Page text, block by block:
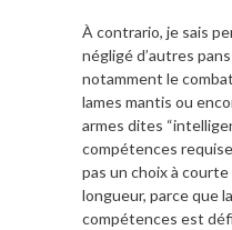
À contrario, je sais
négligé d’autres
notamment le
lames mantis ou
armes dites
compétences
pas un choix à
longueur, parce que
compétences est